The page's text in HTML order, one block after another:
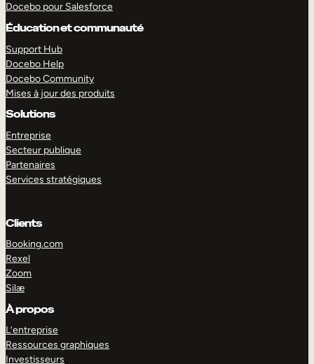
Docebo pour Salesforce
Éducation et communauté
Support Hub
Docebo Help
Docebo Community
Mises à jour des produits
Solutions
Entreprise
Secteur publique
Partenaires
Services stratégiques
Clients
Booking.com
Rexel
Zoom
Silæ
À propos
L’entreprise
Ressources graphiques
Investisseurs